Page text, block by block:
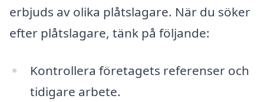
erbjuds av olika plåtslagare. När du söker
efter plåtslagare, tänk på följande:
Kontrollera företagets referenser och
tidigare arbete.